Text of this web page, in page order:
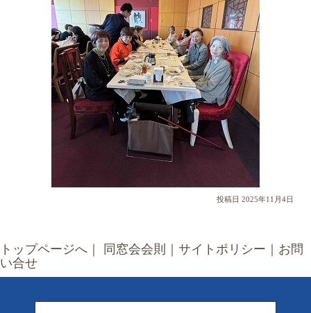
投稿日 2025年11月4日
トップページへ ｜ 同窓会会則 ｜ サイトポリシー ｜ お問
い合せ